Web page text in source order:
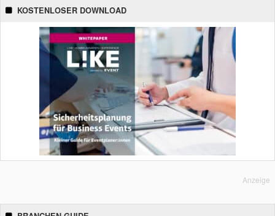
KOSTENLOSER DOWNLOAD
Anzeige